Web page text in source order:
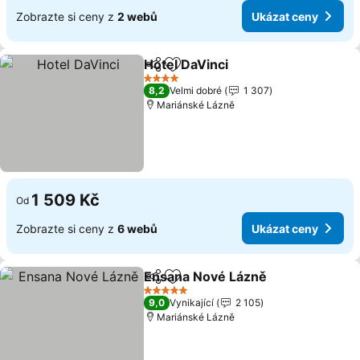
Zobrazte si ceny z 2 webů Ukázat ceny
SdíletPřidat na seznam oblíbených
Hotel DaVinci
4 Počet hvězdiček
8,2 Velmi dobré
1 307
Mariánské Lázně
Od 1 509 Kč
Zobrazte si ceny z 6 webů Ukázat ceny
SdíletPřidat na seznam oblíbených
Ensana Nové Lázně
5 Počet hvězdiček
9,0 Vynikající
2 105
Mariánské Lázně